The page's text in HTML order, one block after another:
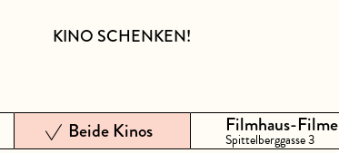
KINO SCHENKEN!
Beide Kinos Filmhaus-Filme
Spittelberggasse 3